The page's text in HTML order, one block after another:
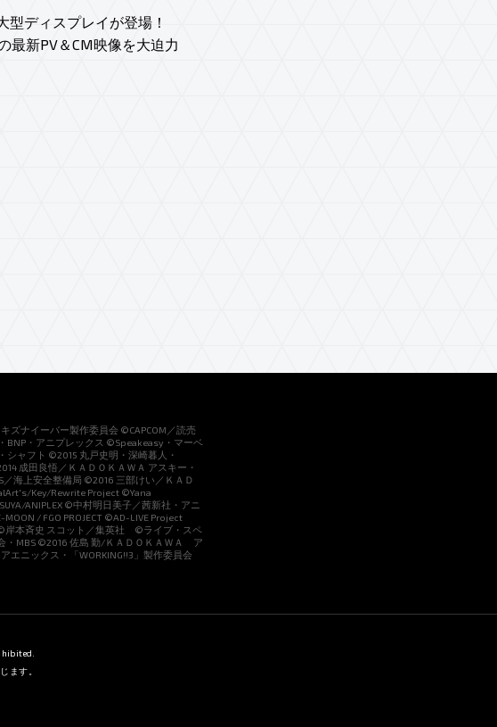
ディスプレイが登場！
最新PV＆CM映像を大迫力
ズナイーバー製作委員会 ©CAPCOM／読売
BNP・アニプレックス ©Speakeasy・マーベ
ャフト ©2015 丸戸史明・深崎暮人・
成田良悟／ＫＡＤＯＫＡＷＡ アスキー・
海上安全整備局 ©2016 三部けい／ＫＡＤ
Key/Rewrite Project ©Yana
ANIPLEX ©中村明日美子／茜新社・アニ
/ FGO PROJECT ©AD-LIVE Project
©岸本斉史 スコット／集英社 ©ライブ・スペ
・MBS ©2016 佐島 勤/ＫＡＤＯＫＡＷＡ ア
エニックス・「WORKING!!3」製作委員会
ます。